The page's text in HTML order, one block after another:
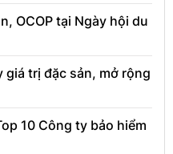
OCOP tại Ngày hội du
giá trị đặc sản, mở rộng
10 Công ty bảo hiểm